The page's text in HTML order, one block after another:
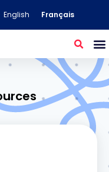
English Français